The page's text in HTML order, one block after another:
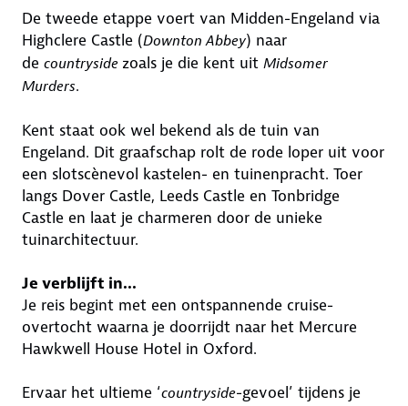
De tweede etappe voert van Midden-Engeland via
Highclere Castle (Downton Abbey) naar
de countryside zoals je die kent uit Midsomer
Murders.
Kent staat ook wel bekend als de tuin van
Engeland. Dit graafschap rolt de rode loper uit voor
een slotscènevol kastelen- en tuinenpracht. Toer
langs Dover Castle, Leeds Castle en Tonbridge
Castle en laat je charmeren door de unieke
tuinarchitectuur.
Je verblijft in...
Je reis begint met een ontspannende cruise-
overtocht waarna je doorrijdt naar het Mercure
Hawkwell House Hotel in Oxford.
Ervaar het ultieme ‘countryside-gevoel’ tijdens je